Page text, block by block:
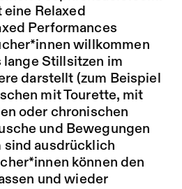
Relaxed
Performances
willkommen
lange Stillsitzen im
darstellt (zum Beispiel
mit Tourette, mit
oder chronischen
und Bewegungen
sind ausdrücklich
können den
und wieder